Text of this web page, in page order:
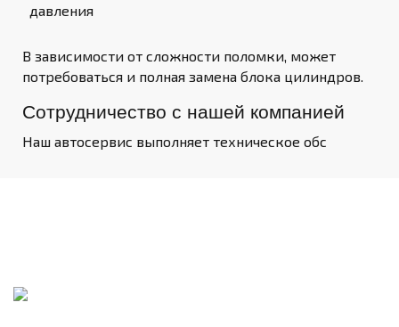
давления
В зависимости от сложности поломки, может
потребоваться и полная замена блока цилиндров.
Сотрудничество с нашей компанией
Наш автосервис выполняет техническое обс